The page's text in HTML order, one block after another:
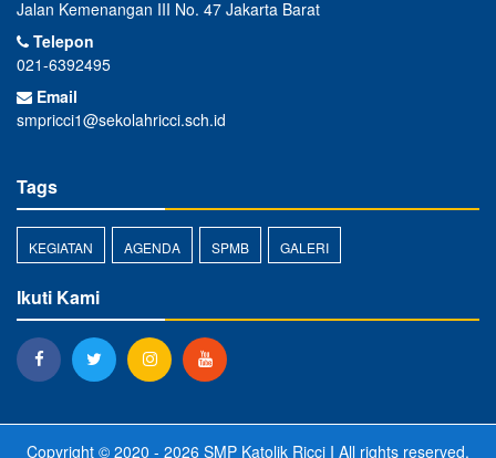
Jalan Kemenangan III No. 47 Jakarta Barat
Telepon
021-6392495
Email
smpricci1@sekolahricci.sch.id
Tags
KEGIATAN AGENDA SPMB GALERI
Ikuti Kami
Copyright © 2020 - 2026 SMP Katolik Ricci I All rights reserved.